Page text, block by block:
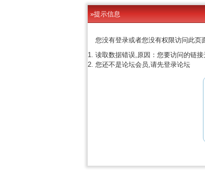
»提示信息
您没有登录或者您没有权限访问此页
读取数据错误,原因：您要访问的链
您还不是论坛会员,请先登录论坛